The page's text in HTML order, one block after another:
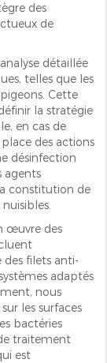
des
de
détaillée
telles que les
Cette
la stratégie
en cas de
des actions
désinfection
agents
constitution de
œuvre des
des filets anti-
adaptés
nous
les surfaces
bactéries
traitement
est